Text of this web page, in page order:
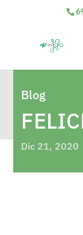
Blog
Dic 21, 2020